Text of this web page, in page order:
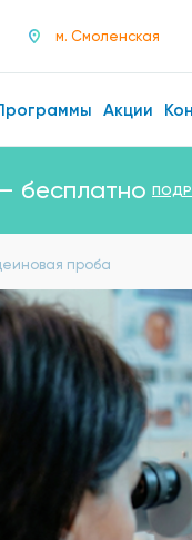
м. Смоленская
Акции
бесплатно
проба